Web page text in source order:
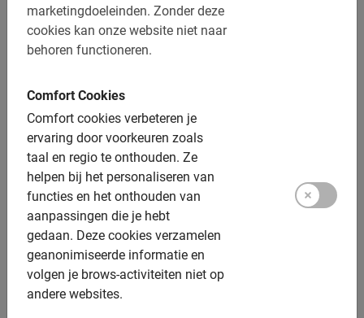
marketingdoeleinden. Zonder deze
cookies kan onze website niet naar
behoren functioneren.
Comfort Cookies
Comfort cookies verbeteren je
ervaring door voorkeuren zoals
taal en regio te onthouden. Ze
helpen bij het personaliseren van
functies en het onthouden van
aanpassingen die je hebt
gedaan. Deze cookies verzamelen
geanonimiseerde informatie en
volgen je brows-activiteiten niet op
andere websites.
Reserveren is verplicht
De betaling is vooraf via de website
Afstand: ca. 12-14 km
Toegankelijk voor alle fietsers
Inclusief:
Gebruik van de fiets
De lokale gids
Een top ervaring!
Fotomomenten